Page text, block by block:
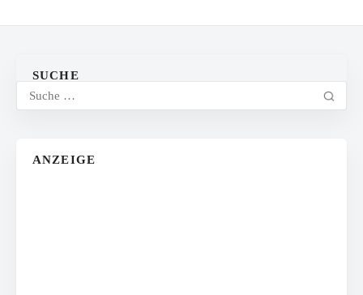
SUCHE
ANZEIGE